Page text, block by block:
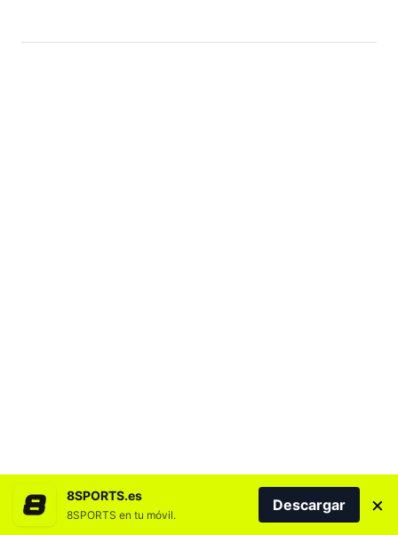
8SPORTS.es
8SPORTS en tu móvil.
Descargar ×